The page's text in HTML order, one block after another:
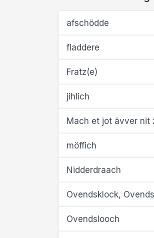
afschödde
fladdere
Fratz(e)
jihlich
Mach et jot ävver nit
möffich
Nidderdraach
Ovendsklock,
Ovendslooch